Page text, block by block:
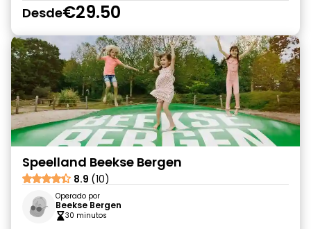
Desde€29.50
Speelland Beekse Bergen
8.9 (10)
Operado por
Beekse Bergen
30 minutos